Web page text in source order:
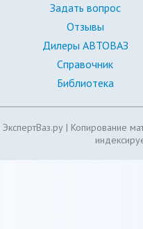
Задать вопрос
Отзывы
Дилеры АВТОВАЗ
Справочник
Библиотека
| Копирование